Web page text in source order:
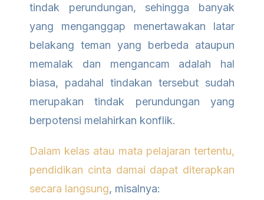
tindak perundungan, sehingga banyak
yang menganggap menertawakan latar
belakang teman yang berbeda ataupun
memalak dan mengancam adalah hal
biasa, padahal tindakan tersebut sudah
merupakan tindak perundungan yang
berpotensi melahirkan konflik.
Dalam kelas atau mata pelajaran tertentu,
pendidikan cinta damai dapat diterapkan
secara langsung, misalnya: